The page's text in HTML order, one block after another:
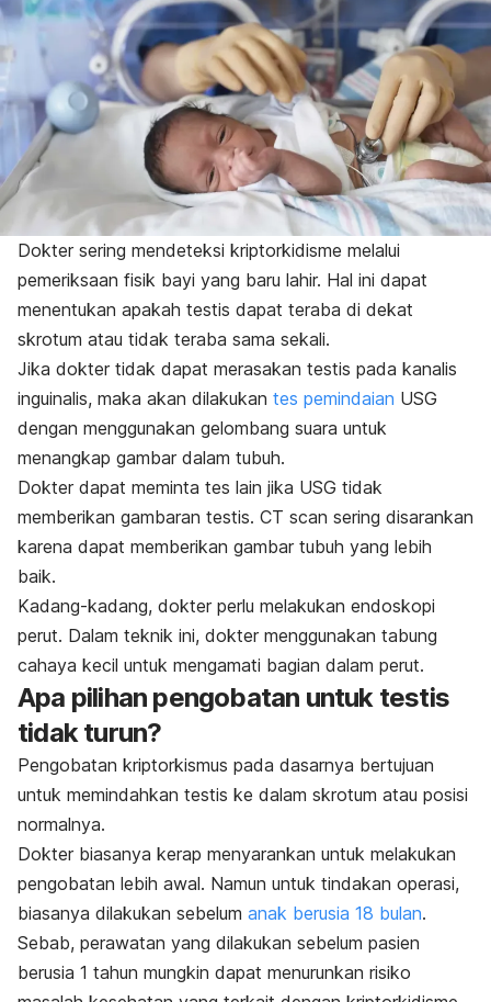
Dokter sering mendeteksi kriptorkidisme melalui
pemeriksaan fisik bayi yang baru lahir. Hal ini dapat
menentukan apakah testis dapat teraba di dekat
skrotum atau tidak teraba sama sekali.
Jika dokter tidak dapat merasakan testis pada kanalis
inguinalis, maka akan dilakukan tes pemindaian USG
dengan menggunakan gelombang suara untuk
menangkap gambar dalam tubuh.
Dokter dapat meminta tes lain jika USG tidak
memberikan gambaran testis. CT scan sering disarankan
karena dapat memberikan gambar tubuh yang lebih
baik.
Kadang-kadang, dokter perlu melakukan endoskopi
perut. Dalam teknik ini, dokter menggunakan tabung
cahaya kecil untuk mengamati bagian dalam perut.
Apa pilihan pengobatan untuk testis
tidak turun?
Pengobatan kriptorkismus pada dasarnya bertujuan
untuk memindahkan testis ke dalam skrotum atau posisi
normalnya.
Dokter biasanya kerap menyarankan untuk melakukan
pengobatan lebih awal. Namun untuk tindakan operasi,
biasanya dilakukan sebelum anak berusia 18 bulan.
Sebab, perawatan yang dilakukan sebelum pasien
berusia 1 tahun mungkin dapat menurunkan risiko